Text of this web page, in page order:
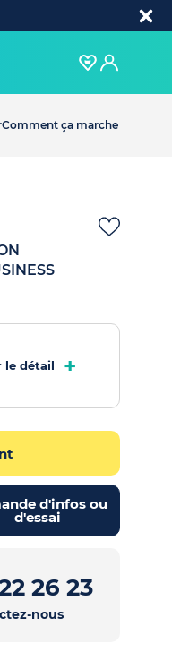
Comment ça marche
le détail +
d'infos ou
d'essai
26 23
nous